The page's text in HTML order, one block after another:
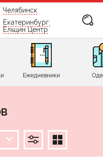
по России
Челябинск
Екатеринбург:
Ельцин Центр
Ежедневники